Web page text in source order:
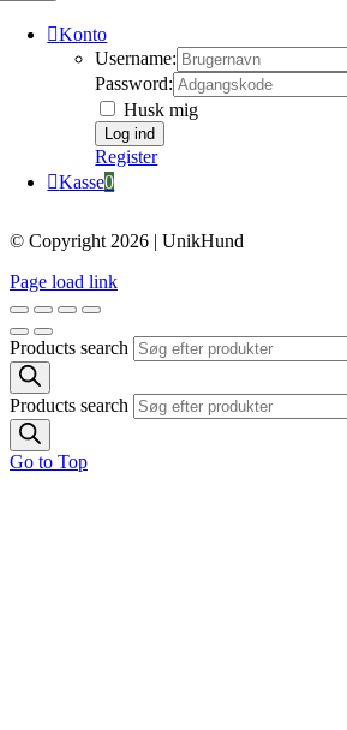
Konto
Username:
Password:
Husk mig
Register
Kasse0
© Copyright 2026 | UnikHund
Page load link
Products search
Products search
Go to Top